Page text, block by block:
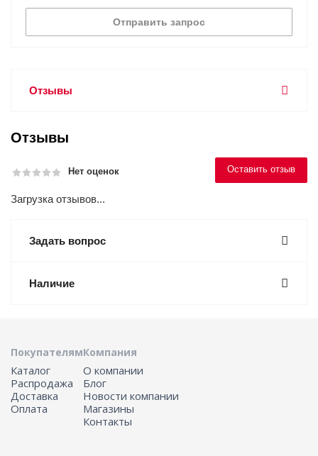
Отправить запрос
Отзывы
Отзывы
Нет оценок Оставить отзыв
Загрузка отзывов...
Задать вопрос
Наличие
Покупателям
Каталог
Распродажа
Доставка
Оплата
Компания
О компании
Блог
Новости компании
Магазины
Контакты